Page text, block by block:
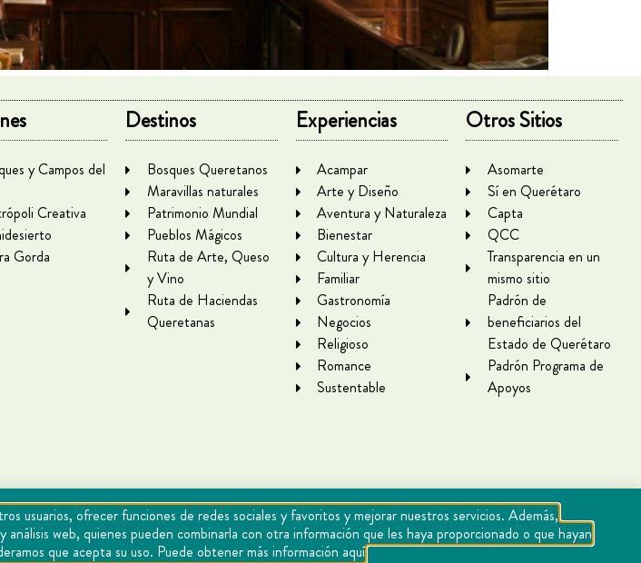
y Campos del
Creativa
Gorda
Destinos
Bosques Queretanos
Maravillas naturales
Patrimonio Mundial
Pueblos Mágicos
Ruta de Arte, Queso
y Vino
Ruta de Haciendas
Queretanas
Experiencias
Acampar
Arte y Diseño
Aventura y Naturaleza
Bienestar
Cultura y Herencia
Familiar
Gastronomía
Negocios
Religioso
Romance
Sustentable
Otros Sitios
Asomarte
Sí en Querétaro
Capta
QCC
Transparencia en un
mismo sitio
Padrón de
beneficiarios del
Estado de Querétaro
Padrón Programa de
Apoyos
usuarios, ofrecer funciones de redes sociales y favoritos y mejorar nuestros servicios. Además,
web, quienes pueden combinarla con otra información que les haya proporcionado o que hayan
que acepta su uso. Puede obtener más información aquí